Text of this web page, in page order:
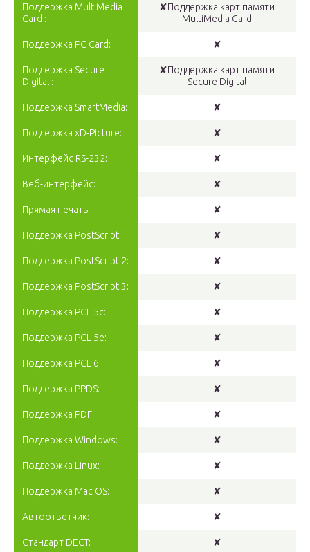
Поддержка MultiMedia
Card :
✘Поддержка карт памяти
MultiMedia Card
Поддержка PC Card: ✘
Поддержка Secure
Digital :
✘Поддержка карт памяти
Secure Digital
Поддержка SmartMedia: ✘
Поддержка xD-Picture: ✘
Интерфейс RS-232: ✘
Веб-интерфейс: ✘
Прямая печать: ✘
Поддержка PostScript: ✘
Поддержка PostScript 2: ✘
Поддержка PostScript 3: ✘
Поддержка PCL 5c: ✘
Поддержка PCL 5e: ✘
Поддержка PCL 6: ✘
Поддержка PPDS: ✘
Поддержка PDF: ✘
Поддержка Windows: ✘
Поддержка Linux: ✘
Поддержка Mac OS: ✘
Автоответчик: ✘
Стандарт DECT: ✘